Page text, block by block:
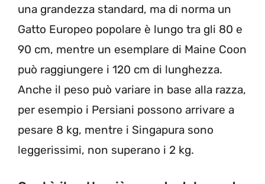
una grandezza standard, ma di norma un
Gatto Europeo popolare è lungo tra gli 80 e
90 cm, mentre un esemplare di Maine Coon
può raggiungere i 120 cm di lunghezza.
Anche il peso può variare in base alla razza,
per esempio i Persiani possono arrivare a
pesare 8 kg, mentre i Singapura sono
leggerissimi, non superano i 2 kg.